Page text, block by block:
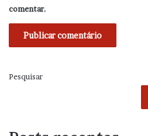
comentar.
Pesquisar